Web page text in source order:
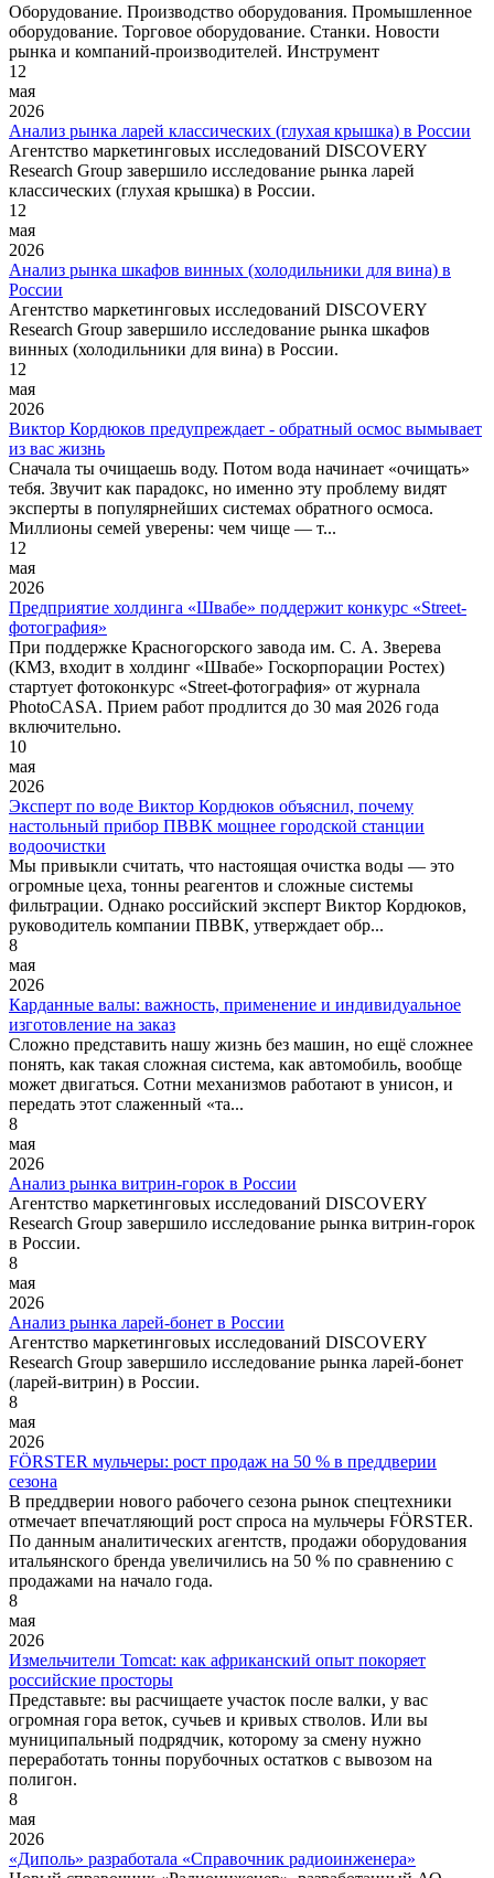
Оборудование. Производство оборудования. Промышленное
оборудование. Торговое оборудование. Станки. Новости
рынка и компаний-производителей. Инструмент
12
мая
2026
Анализ рынка ларей классических (глухая крышка) в России
Агентство маркетинговых исследований DISCOVERY
Research Group завершило исследование рынка ларей
классических (глухая крышка) в России.
12
мая
2026
Анализ рынка шкафов винных (холодильники для вина) в
России
Агентство маркетинговых исследований DISCOVERY
Research Group завершило исследование рынка шкафов
винных (холодильники для вина) в России.
12
мая
2026
Виктор Кордюков предупреждает - обратный осмос вымывает
из вас жизнь
Сначала ты очищаешь воду. Потом вода начинает «очищать»
тебя. Звучит как парадокс, но именно эту проблему видят
эксперты в популярнейших системах обратного осмоса.
Миллионы семей уверены: чем чище — т...
12
мая
2026
Предприятие холдинга «Швабе» поддержит конкурс «Street-
фотография»
При поддержке Красногорского завода им. С. А. Зверева
(КМЗ, входит в холдинг «Швабе» Госкорпорации Ростех)
стартует фотоконкурс «Street-фотография» от журнала
PhotoCASA. Прием работ продлится до 30 мая 2026 года
включительно.
10
мая
2026
Эксперт по воде Виктор Кордюков объяснил, почему
настольный прибор ПВВК мощнее городской станции
водоочистки
Мы привыкли считать, что настоящая очистка воды — это
огромные цеха, тонны реагентов и сложные системы
фильтрации. Однако российский эксперт Виктор Кордюков,
руководитель компании ПВВК, утверждает обр...
8
мая
2026
Карданные валы: важность, применение и индивидуальное
изготовление на заказ
Сложно представить нашу жизнь без машин, но ещё сложнее
понять, как такая сложная система, как автомобиль, вообще
может двигаться. Сотни механизмов работают в унисон, и
передать этот слаженный «та...
8
мая
2026
Анализ рынка витрин-горок в России
Агентство маркетинговых исследований DISCOVERY
Research Group завершило исследование рынка витрин-горок
в России.
8
мая
2026
Анализ рынка ларей-бонет в России
Агентство маркетинговых исследований DISCOVERY
Research Group завершило исследование рынка ларей-бонет
(ларей-витрин) в России.
8
мая
2026
FÖRSTER мульчеры: рост продаж на 50 % в преддверии
сезона
В преддверии нового рабочего сезона рынок спецтехники
отмечает впечатляющий рост спроса на мульчеры FÖRSTER.
По данным аналитических агентств, продажи оборудования
итальянского бренда увеличились на 50 % по сравнению с
продажами на начало года.
8
мая
2026
Измельчители Tomcat: как африканский опыт покоряет
российские просторы
Представьте: вы расчищаете участок после валки, у вас
огромная гора веток, сучьев и кривых стволов. Или вы
муниципальный подрядчик, которому за смену нужно
переработать тонны порубочных остатков с вывозом на
полигон.
8
мая
2026
«Диполь» разработала «Справочник радиоинженера»